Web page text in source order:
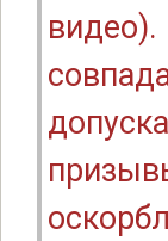
видео).